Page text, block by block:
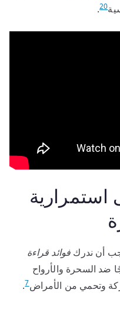
20
.
استمرارية
أن ندرك فوائد قراءة
ضد السحرة والأرواح
وتحمي من الأمراض7
.